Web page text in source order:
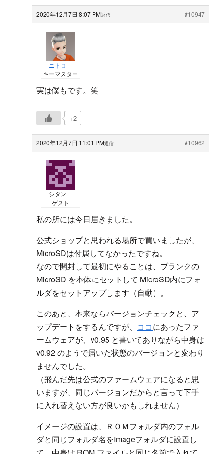
2020年12月7日 8:07 PM #10947
返信
ニトロ
キーマスター
実は僕もです。笑
+2
2020年12月7日 11:01 PM #10962
返信
シタン
ゲスト
私の所には今日届きました。
公式ショップと思われる場所で買いましたが、
MicroSDは付属してなかったですね。
なので開封して最初にやることは、ブランクの
MicroSD を本体にセットして MicroSD内にフォ
ルダをセットアップします（自動）。
このあと、本来ならバージョンチェックと、ア
ップデートをするんですが、 ココにあったファ
ームウェアが、v0.95 と書いてありながら中身は
v0.92 のようで届いた状態のバージョンと変わり
ませんでした。
（飛んだ先は公式のファームウェアになると思
いますが、同じバージョンだからと言って下手
に入れ替えない方が良いかもしれません）
イメージの設置は、ＲＯＭフォルダ内のフォル
ダと同じフォルダ名をImageフォルダに設置し